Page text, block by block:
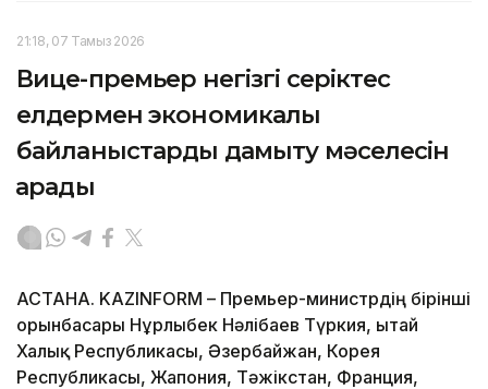
21:18, 07 Тамыз 2026
Вице-премьер негізгі серіктес
елдермен экономикалық
байланыстарды дамыту мәселесін
қарады
АСТАНА. KAZINFORM – Премьер-министрдің бірінші
орынбасары Нұрлыбек Нәлібаев Түркия, Қытай
Халық Республикасы, Әзербайжан, Корея
Республикасы, Жапония, Тәжікстан, Франция,